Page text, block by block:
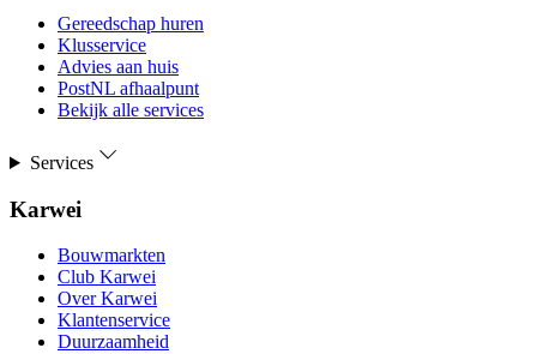
Gereedschap huren
Klusservice
Advies aan huis
PostNL afhaalpunt
Bekijk alle services
Services
Karwei
Bouwmarkten
Club Karwei
Over Karwei
Klantenservice
Duurzaamheid